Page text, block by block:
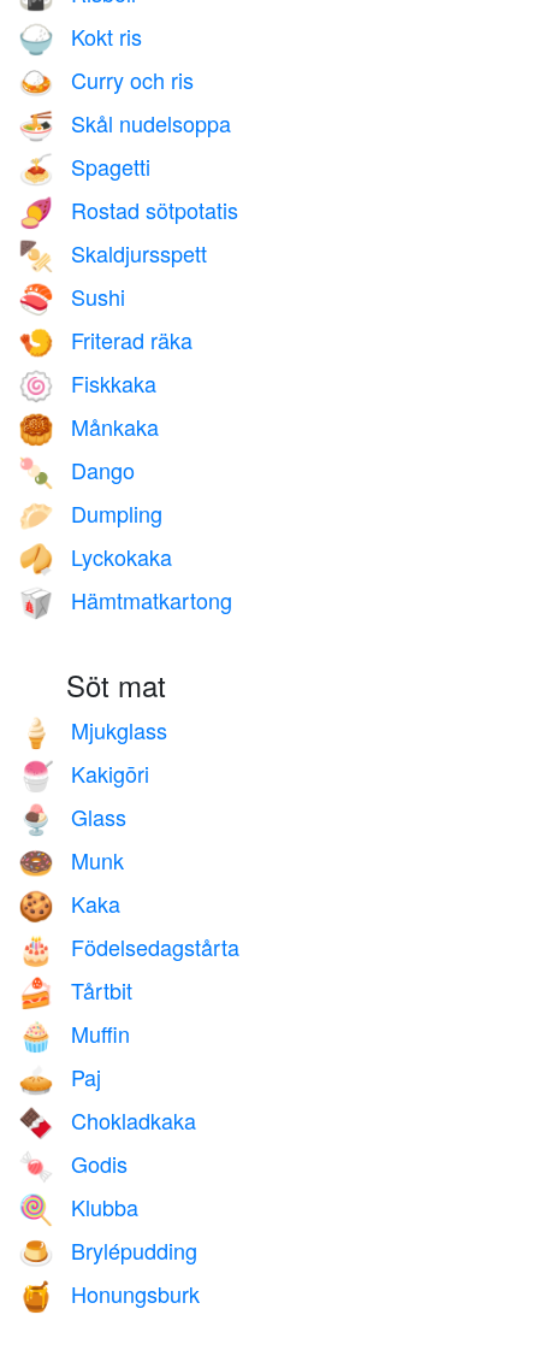
🍚 Kokt ris
🍛 Curry och ris
🍜 Skål nudelsoppa
🍝 Spagetti
🍠 Rostad sötpotatis
🍢 Skaldjursspett
🍣 Sushi
🍤 Friterad räka
🍥 Fiskkaka
🥮 Månkaka
🍡 Dango
🥟 Dumpling
🥠 Lyckokaka
🥡 Hämtmatkartong
Söt mat
🍦 Mjukglass
🍧 Kakigōri
🍨 Glass
🍩 Munk
🍪 Kaka
🎂 Födelsedagstårta
🍰 Tårtbit
🧁 Muffin
🥧 Paj
🍫 Chokladkaka
🍬 Godis
🍭 Klubba
🍮 Brylépudding
🍯 Honungsburk